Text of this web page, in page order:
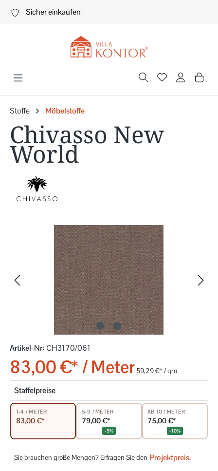
Zum Hauptinhalt springen
Sicher einkaufen
Stoffe Möbelstoffe
Chivasso New
World
Bildergalerie überspringen
Artikel-Nr: CH3170/061
83,00 €* / Meter 59,29 €* / qm
Staffelpreise
1-4 / METER
83,00 €*
5-9 / METER
79,00 €*
-5%
AB 10 / METER
75,00 €*
-10%
Sie brauchen große Mengen? Erfragen Sie den Projektpreis.